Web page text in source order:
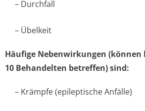
– Durchfall
– Übelkeit
Häufige Nebenwirkungen (können
10 Behandelten betreffen) sind:
– Krämpfe (epileptische Anfälle)